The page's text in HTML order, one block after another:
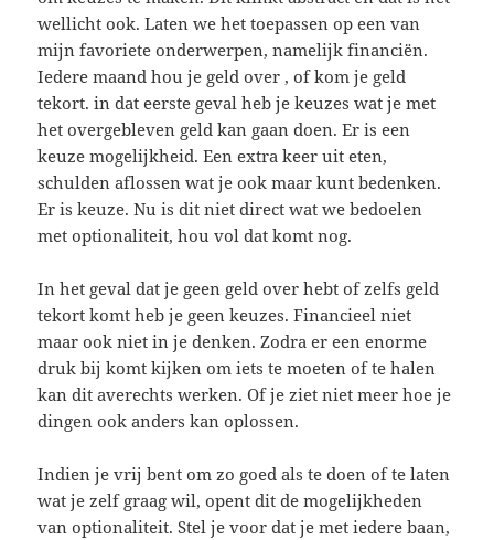
wellicht ook. Laten we het toepassen op een van
mijn favoriete onderwerpen, namelijk financiën.
Iedere maand hou je geld over , of kom je geld
tekort. in dat eerste geval heb je keuzes wat je met
het overgebleven geld kan gaan doen. Er is een
keuze mogelijkheid. Een extra keer uit eten,
schulden aflossen wat je ook maar kunt bedenken.
Er is keuze. Nu is dit niet direct wat we bedoelen
met optionaliteit, hou vol dat komt nog.
In het geval dat je geen geld over hebt of zelfs geld
tekort komt heb je geen keuzes. Financieel niet
maar ook niet in je denken. Zodra er een enorme
druk bij komt kijken om iets te moeten of te halen
kan dit averechts werken. Of je ziet niet meer hoe je
dingen ook anders kan oplossen.
Indien je vrij bent om zo goed als te doen of te laten
wat je zelf graag wil, opent dit de mogelijkheden
van optionaliteit. Stel je voor dat je met iedere baan,